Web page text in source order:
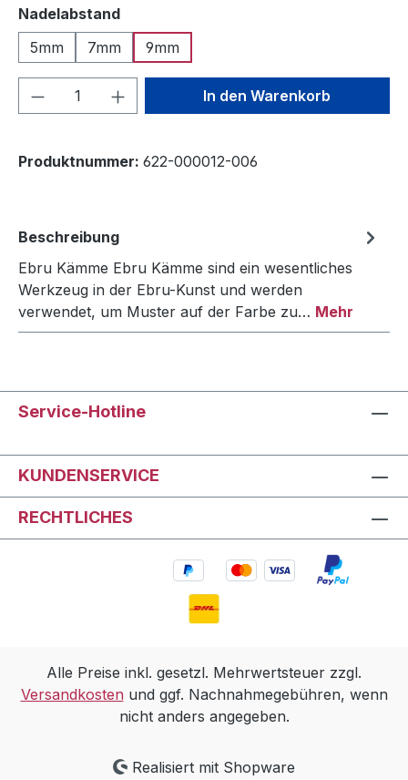
Nadelabstandauswählen
5mm
7mm 9mm
Produkt Anzahl: Gib denIn den Warenkorb
Produktnummer: 622-000012-006
Beschreibung
Ebru Kämme Ebru Kämme sind ein wesentliches
Werkzeug in der Ebru-Kunst und werden
verwendet, um Muster auf der Farbe zu… Mehr
Service-Hotline
KUNDENSERVICE
RECHTLICHES
Alle Preise inkl. gesetzl. Mehrwertsteuer zzgl.
Versandkostenund ggf. Nachnahmegebühren, wenn
nicht anders angegeben.
Realisiert mit Shopware